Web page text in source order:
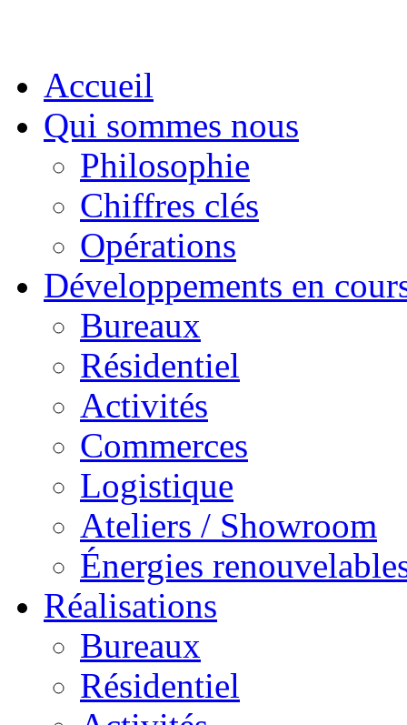
Accueil
Qui sommes nous
Philosophie
Chiffres clés
Opérations
Développements en
Bureaux
Résidentiel
Activités
Commerces
Logistique
Ateliers / Showroom
Énergies
Réalisations
Bureaux
Résidentiel